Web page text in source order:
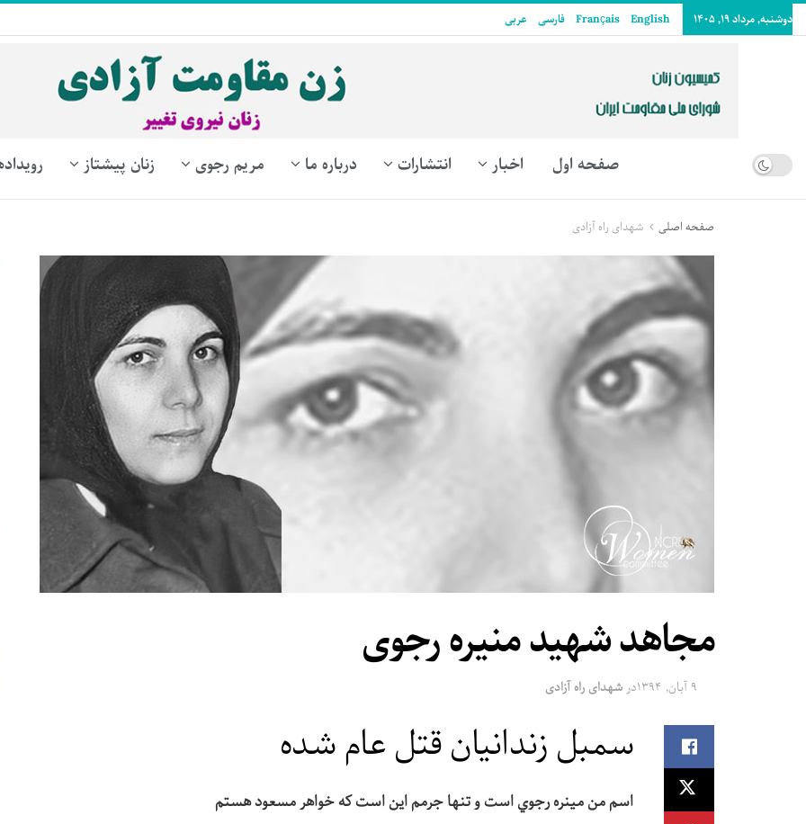
دوشنبه, مرداد ۱۹, ۱۴۰۵ English
Français فارسی عربى
صفحه اول اخبار انتشارات درباره ما مریم رجوی زنان پیشتاز
صفحه اصلی شهدای راه آزادی
مجاهد شهید منیره رجوی
۹ آبان, ۱۳۹۴ در شهدای راه آزادی
سمبل زندانیان قتل عام شده
اسم من مينره رجوي است و تنها جرمم اين است كه خواهر مسعود هستم